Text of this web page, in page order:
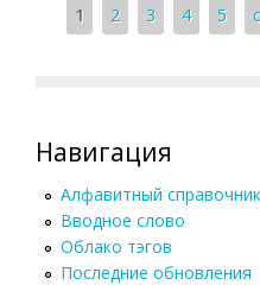
Страницы
1 2 3 4 5
Навигация
Алфавитный справочник
Вводное слово
Облако тэгов
Последние обновления